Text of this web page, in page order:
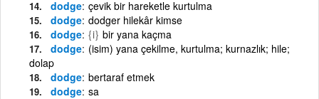
dodge çevik bir hareketle kurtulma
dodge dodger hilekâr kimse
dodge {i} bir yana kaçma
dodge (isim) yana çekilme, kurtulma; kurnazlık; hile;
dolap
dodge bertaraf etmek
dodge sa